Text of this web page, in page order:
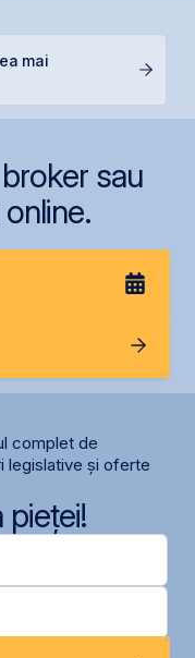
mai
sau
complet de
legislative și oferte
pieței!